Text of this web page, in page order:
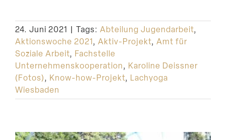
24. Juni 2021 | Tags: Abteilung Jugendarbeit,
Aktionswoche 2021, Aktiv-Projekt, Amt für
Soziale Arbeit, Fachstelle
Unternehmenskooperation, Karoline Deissner
(Fotos), Know-how-Projekt, Lachyoga
Wiesbaden